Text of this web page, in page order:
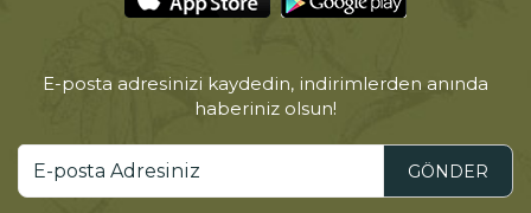
E-posta adresinizi kaydedin, indirimlerden anında
haberiniz olsun!
GÖNDER